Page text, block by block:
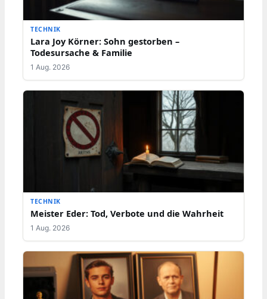
TECHNIK
Lara Joy Körner: Sohn gestorben –
Todesursache & Familie
1 Aug. 2026
TECHNIK
Meister Eder: Tod, Verbote und die Wahrheit
1 Aug. 2026